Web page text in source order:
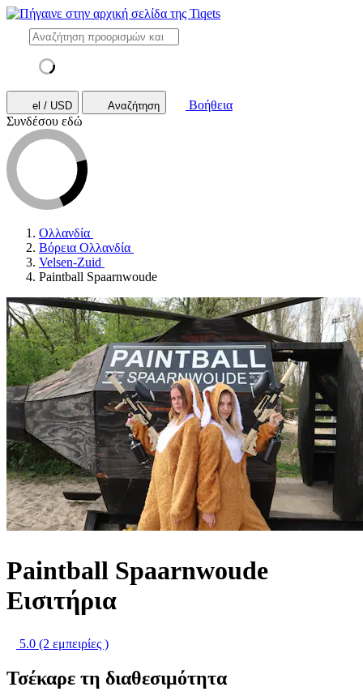
el / USD Αναζήτηση
Βοήθεια
Συνδέσου εδώ
Ολλανδία
Βόρεια Ολλανδία
Velsen-Zuid
Paintball Spaarnwoude
Paintball Spaarnwoude
Εισιτήρια
5.0 (2 εμπειρίες )
Τσέκαρε τη διαθεσιμότητα